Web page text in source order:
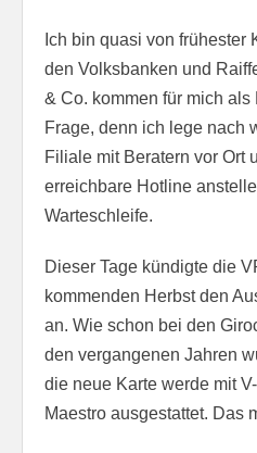
Ich bin quasi von frühester
den Volksbanken und
& Co. kommen für mich
Frage, denn ich lege nach
Filiale mit Beratern vor Ort
erreichbare Hotline
Warteschleife.
Dieser Tage kündigte die
kommenden Herbst den
an. Wie schon bei den
den vergangenen Jahren
die neue Karte werde mit
Maestro ausgestattet. Das